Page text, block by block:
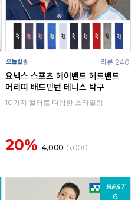
리뷰 240
요넥스 스포츠 헤어밴드 헤드밴드
머리띠 배드민턴 테니스 탁구
10가지 컬러로 다양한 스타일링
20% 4,000 5,000
BEST
6